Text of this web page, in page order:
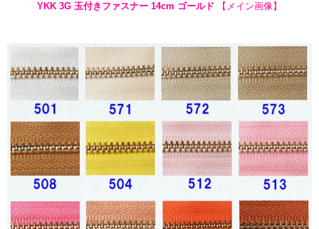
YKK 3G 玉付きファスナー 14cm ゴールド 【メイン画像】